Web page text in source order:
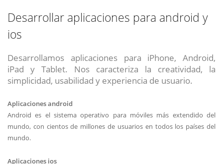
Desarrollar aplicaciones para android y
ios
Desarrollamos aplicaciones para iPhone, Android,
iPad y Tablet. Nos caracteriza la creatividad, la
simplicidad, usabilidad y experiencia de usuario.
Aplicaciones android
Android es el sistema operativo para móviles más extendido del
mundo, con cientos de millones de usuarios en todos los países del
mundo.
Aplicaciones ios